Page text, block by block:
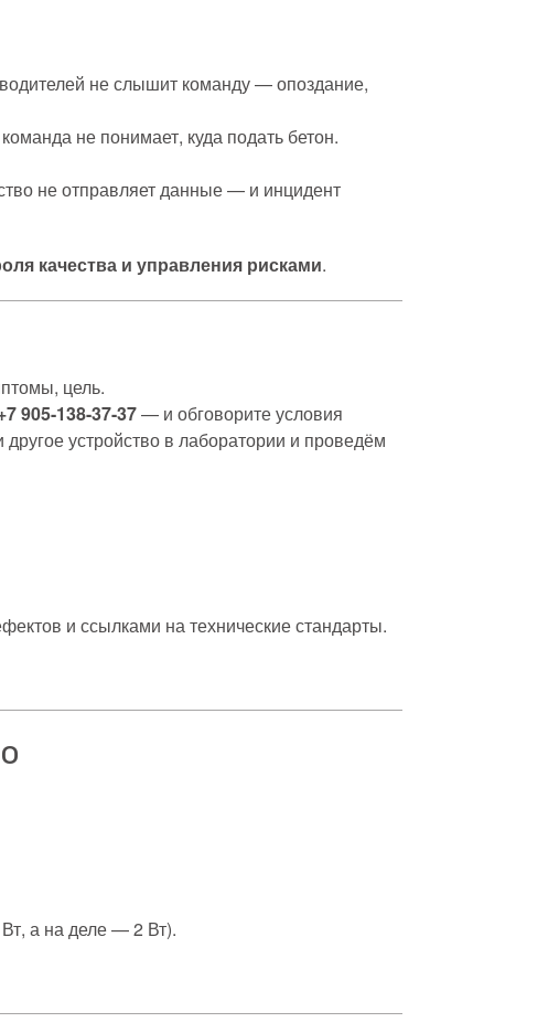
не слышит команду — опоздание,
не понимает, куда подать бетон.
не отправляет данные — и инцидент
качества и управления рисками.
цель.
905-138-37-37— и обговорите условия
устройство в лаборатории и проведём
и ссылками на технические стандарты.
а на деле — 2 Вт).